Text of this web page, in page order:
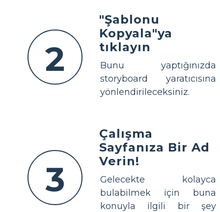
2
"Şablonu
Kopyala"ya
tıklayın
Bunu yaptığınızda
storyboard yaratıcısına
yönlendirileceksiniz.
3
Çalışma
Sayfanıza Bir Ad
Verin!
Gelecekte kolayca
bulabilmek için buna
konuyla ilgili bir şey